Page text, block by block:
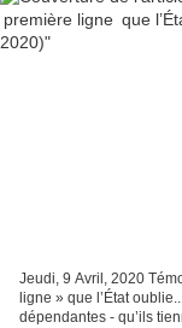
Jeudi, 9 Avril, 2020
ligne » que l’État
dépendantes - qu’ils